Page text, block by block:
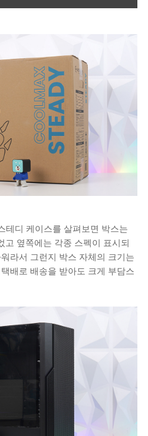
테디 케이스를 살펴보면 박스는
고 옆쪽에는 각종 스펙이 표시되
라서 그런지 박스 자체의 크기는
배로 배송을 받아도 크게 부담스